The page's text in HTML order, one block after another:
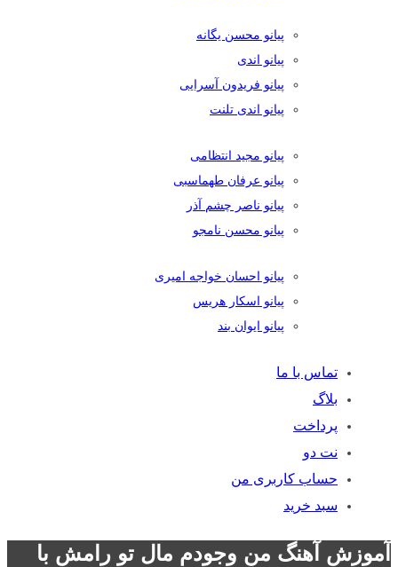
پیانو محسن یگانه
پیانو اندی
پیانو فریدون آسرایی
پیانو اندی تلنت
پیانو مجید انتظامی
پیانو عرفان طهماسبی
پیانو ناصر چشم آذر
پیانو محسن نامجو
پیانو احسان خواجه امیری
پیانو اسکار هریس
پیانو ایوان بند
تماس با ما
بلاگ
پرداخت
نت دو
حساب کاربری من
سبد خرید
آموزش آهنگ من وجودم مال تو رامش با